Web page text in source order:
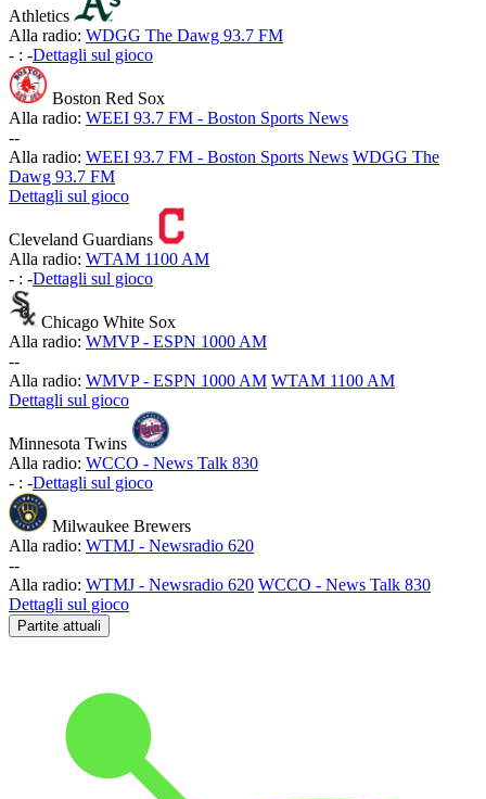
Athletics
Alla radio: WDGG The Dawg 93.7 FM
- : -Dettagli sul gioco
Boston Red Sox
Alla radio: WEEI 93.7 FM - Boston Sports News
--
Alla radio: WEEI 93.7 FM - Boston Sports News WDGG The
Dawg 93.7 FM
Dettagli sul gioco
Cleveland Guardians
Alla radio: WTAM 1100 AM
- : -Dettagli sul gioco
Chicago White Sox
Alla radio: WMVP - ESPN 1000 AM
--
Alla radio: WMVP - ESPN 1000 AM WTAM 1100 AM
Dettagli sul gioco
Minnesota Twins
Alla radio: WCCO - News Talk 830
- : -Dettagli sul gioco
Milwaukee Brewers
Alla radio: WTMJ - Newsradio 620
--
Alla radio: WTMJ - Newsradio 620 WCCO - News Talk 830
Dettagli sul gioco
Partite attuali